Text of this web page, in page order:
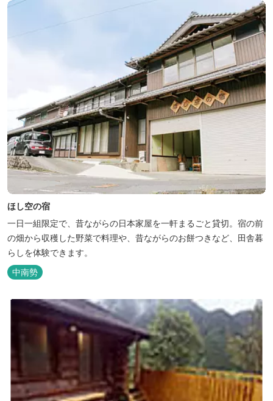
ほし空の宿
一日一組限定で、昔ながらの日本家屋を一軒まるごと貸切。宿の前
の畑から収穫した野菜で料理や、昔ながらのお餅つきなど、田舎暮
らしを体験できます。
中南勢